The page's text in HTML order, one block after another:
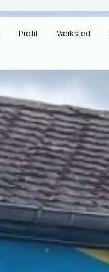
Profil Værksted